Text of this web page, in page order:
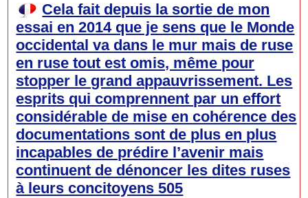
Cela fait depuis la sortie de mon
essai en 2014 que je sens que le Monde
occidental va dans le mur mais de ruse
en ruse tout est omis, même pour
stopper le grand appauvrissement. Les
esprits qui comprennent par un effort
considérable de mise en cohérence des
documentations sont de plus en plus
incapables de prédire l’avenir mais
continuent de dénoncer les dites ruses
à leurs concitoyens 505